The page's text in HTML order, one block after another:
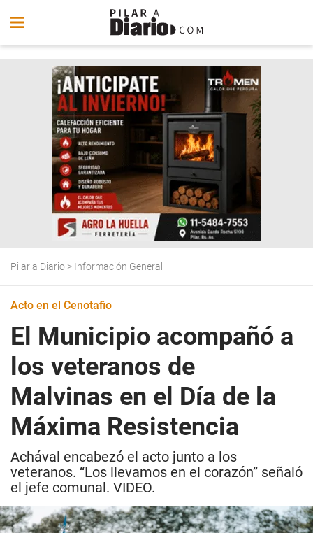
Pilar a Diario > Información General
Acto en el Cenotafio
El Municipio acompañó a
los veteranos de
Malvinas en el Día de la
Máxima Resistencia
Achával encabezó el acto junto a los
veteranos. “Los llevamos en el corazón” señaló
el jefe comunal. VIDEO.